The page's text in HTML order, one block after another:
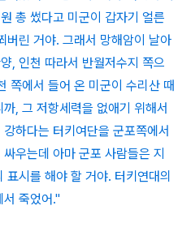
총 썼다고 미군이 갑자기 얼른
버린 거야. 그래서 망해암이 날아
, 인천 따라서 반월저수지 쪽으
쪽에서 들어 온 미군이 수리산 때
, 그 저항세력을 없애기 위해서
하다는 터키여단을 군포쪽에서
우는데 아마 군포 사람들은 지
시를 해야 할 거야. 터키연대의
죽었어."